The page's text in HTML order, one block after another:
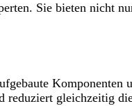
Sie bieten nicht
Komponenten
reduziert gleichzeitig